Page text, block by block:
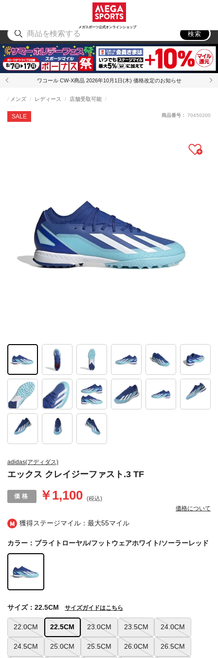
メガスポーツ公式オンラインショップ
アウトドア
検索
ワコール CW-X商品 2026年10月1日(木) 価格改定のお知らせ
獲得ステージマイル：最大55マイル
adidas(アディダス)
エックス クレイジーファスト.3 TF
SALE
メンズ レディース 店舗受取可能
￥1,100 (税込)
価格について
商品番号： 70450200
カラー：ブライトローヤル/フットウェアホワイト/ソーラーレッド
22.0CM 22.5CM 23.0CM 23.5CM 24.0CM
24.5CM 25.0CM 25.5CM 26.0CM 26.5CM
サイズ：22.5CM サイズガイドはこちら